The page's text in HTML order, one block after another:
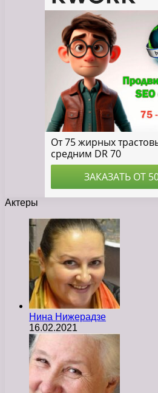
Актеры
Нина Нижерадзе
16.02.2021